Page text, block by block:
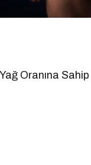
Oranına